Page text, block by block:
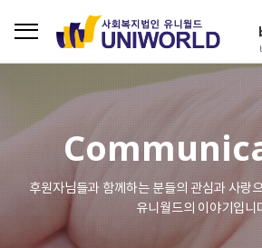
후원자님들과 함께하는 분들의 관심과 사랑
유니월드의 이야기입니